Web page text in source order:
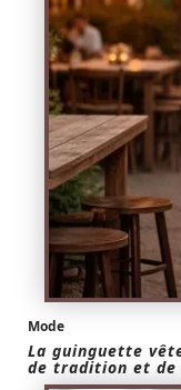
Mode
La guinguette
de tradition et de